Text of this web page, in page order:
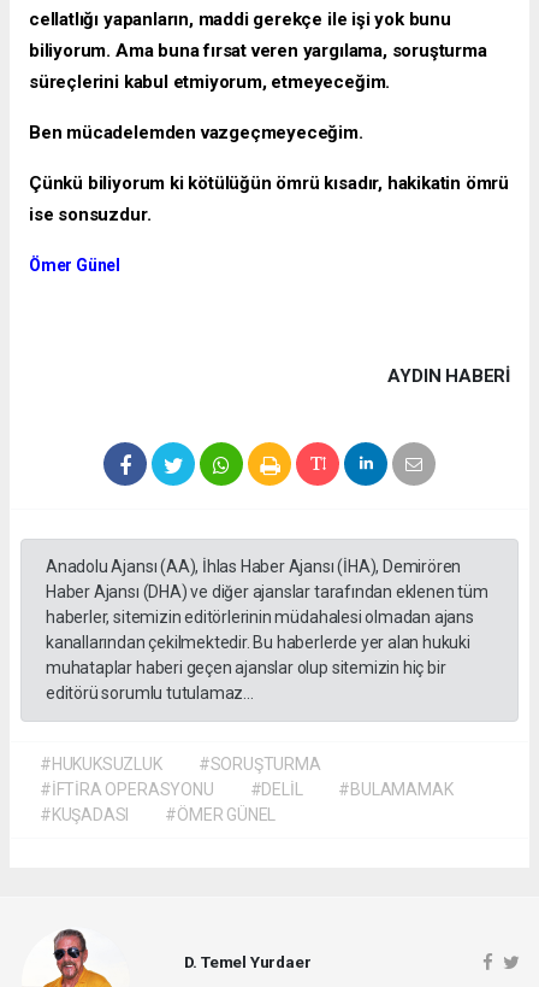
cellatlığı yapanların, maddi gerekçe ile işi yok bunu
biliyorum. Ama buna fırsat veren yargılama, soruşturma
süreçlerini kabul etmiyorum, etmeyeceğim.
Ben mücadelemden vazgeçmeyeceğim.
Çünkü biliyorum ki kötülüğün ömrü kısadır, hakikatin ömrü
ise sonsuzdur.
Ömer Günel
AYDIN HABERİ
Anadolu Ajansı (AA), İhlas Haber Ajansı (İHA), Demirören
Haber Ajansı (DHA) ve diğer ajanslar tarafından eklenen tüm
haberler, sitemizin editörlerinin müdahalesi olmadan ajans
kanallarından çekilmektedir. Bu haberlerde yer alan hukuki
muhataplar haberi geçen ajanslar olup sitemizin hiç bir
editörü sorumlu tutulamaz...
#HUKUKSUZLUK
#SORUŞTURMA
#İFTİRA OPERASYONU
#DELİL
#BULAMAMAK
#KUŞADASI
#ÖMER GÜNEL
D. Temel Yurdaer